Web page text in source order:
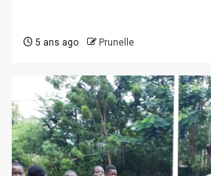
5 ans ago Prunelle